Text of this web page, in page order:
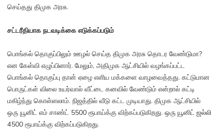
செய்தது திமுக அரசு.
சட்டரீதியாக நடவடிக்கை எடுக்கப்படும்
பொங்கல் தொகுப்பிலும் ஊழல் செய்த திமுக அரசு தொடர வேண்டுமா?
என கேள்வி எழுப்பினார். மேலும், அதிமுக ஆட்சியில் வழங்கப்பட்ட
பொங்கல் தொகுப்பு தான் ஏழை எளிய மக்களை வாழவைத்தது. கட்டுமான
பொருட்கள் விலை உயர்வால் வீட்டை கனவில் வேண்டும் என்றால் கட்டி
மகிழ்ந்து கொள்ளலாம். நிஜத்தில் வீடு கட்ட முடியாது. திமுக ஆட்சியில்
ஒரு யூனிட் எம் சாண்ட் 5500 ரூபாய்க்கு விற்கப்படுகிறது. ஒரு யூனிட் ஜல்லி
4500 ரூபாய்க்கு விற்கப்படுகிறது.